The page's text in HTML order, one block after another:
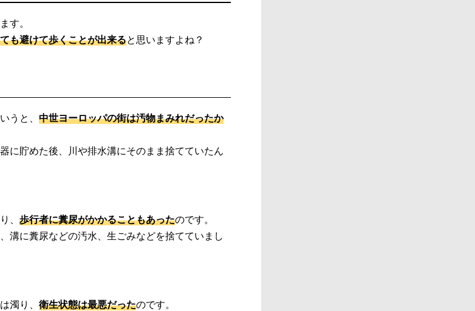
す。
も避けて歩くことが出来ると思いますよね？
うと、 中世ヨーロッパの街は汚物まみれだったか
に貯めた後、川や排水溝にそのまま捨てていたん
、 歩行者に糞尿がかかることもあったのです。
溝に糞尿などの汚水、生ごみなどを捨てていまし
濁り、 衛生状態は最悪だったのです。